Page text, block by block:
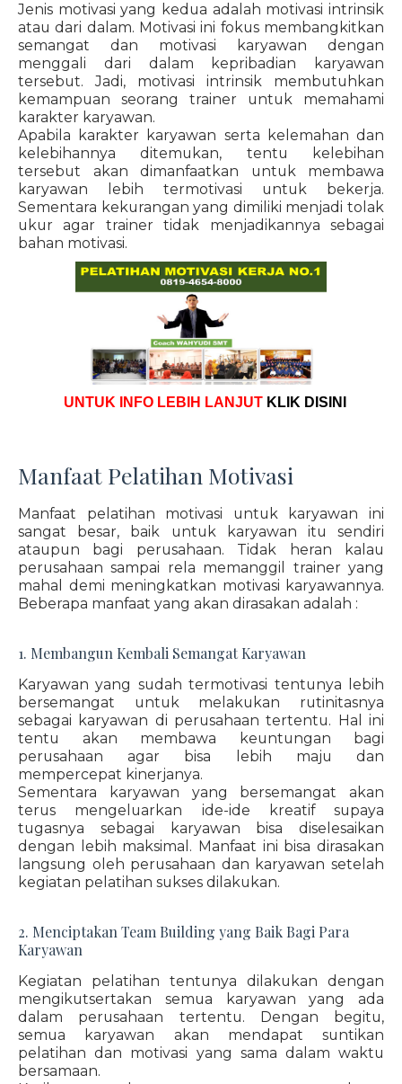
Jenis motivasi yang kedua adalah motivasi intrinsik
atau dari dalam. Motivasi ini fokus membangkitkan
semangat dan motivasi karyawan dengan
menggali dari dalam kepribadian karyawan
tersebut. Jadi, motivasi intrinsik membutuhkan
kemampuan seorang trainer untuk memahami
karakter karyawan.
Apabila karakter karyawan serta kelemahan dan
kelebihannya ditemukan, tentu kelebihan
tersebut akan dimanfaatkan untuk membawa
karyawan lebih termotivasi untuk bekerja.
Sementara kekurangan yang dimiliki menjadi tolak
ukur agar trainer tidak menjadikannya sebagai
bahan motivasi.
UNTUK INFO LEBIH LANJUT KLIK DISINI
Manfaat Pelatihan Motivasi
Manfaat pelatihan motivasi untuk karyawan ini
sangat besar, baik untuk karyawan itu sendiri
ataupun bagi perusahaan. Tidak heran kalau
perusahaan sampai rela memanggil trainer yang
mahal demi meningkatkan motivasi karyawannya.
Beberapa manfaat yang akan dirasakan adalah :
1. Membangun Kembali Semangat Karyawan
Karyawan yang sudah termotivasi tentunya lebih
bersemangat untuk melakukan rutinitasnya
sebagai karyawan di perusahaan tertentu. Hal ini
tentu akan membawa keuntungan bagi
perusahaan agar bisa lebih maju dan
mempercepat kinerjanya.
Sementara karyawan yang bersemangat akan
terus mengeluarkan ide-ide kreatif supaya
tugasnya sebagai karyawan bisa diselesaikan
dengan lebih maksimal. Manfaat ini bisa dirasakan
langsung oleh perusahaan dan karyawan setelah
kegiatan pelatihan sukses dilakukan.
2. Menciptakan Team Building yang Baik Bagi Para
Karyawan
Kegiatan pelatihan tentunya dilakukan dengan
mengikutsertakan semua karyawan yang ada
dalam perusahaan tertentu. Dengan begitu,
semua karyawan akan mendapat suntikan
pelatihan dan motivasi yang sama dalam waktu
bersamaan.